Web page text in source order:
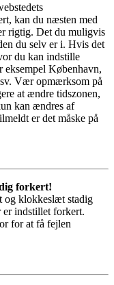
kan du næsten med
rigtig. Det du muligvis
du selv er i. Hvis det
du kan indstille
København,
Vær opmærksom på
at ændre tidszonen,
kan ændres af
er det måske på
forkert!
og klokkeslæt stadig
er indstillet forkert.
for at få fejlen